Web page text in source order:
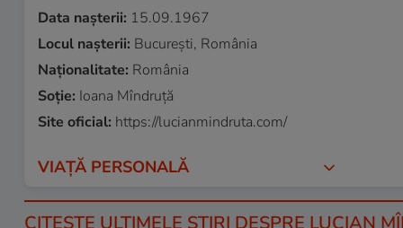
Data nașterii: 15.09.1967
Locul nașterii: București, România
Naționalitate: România
Soție: Ioana Mîndruță
Site oficial: https://lucianmindruta.com/
VIAȚĂ PERSONALĂ
CITEŞTE ULTIMELE ŞTIRI DESPRE LUCIAN